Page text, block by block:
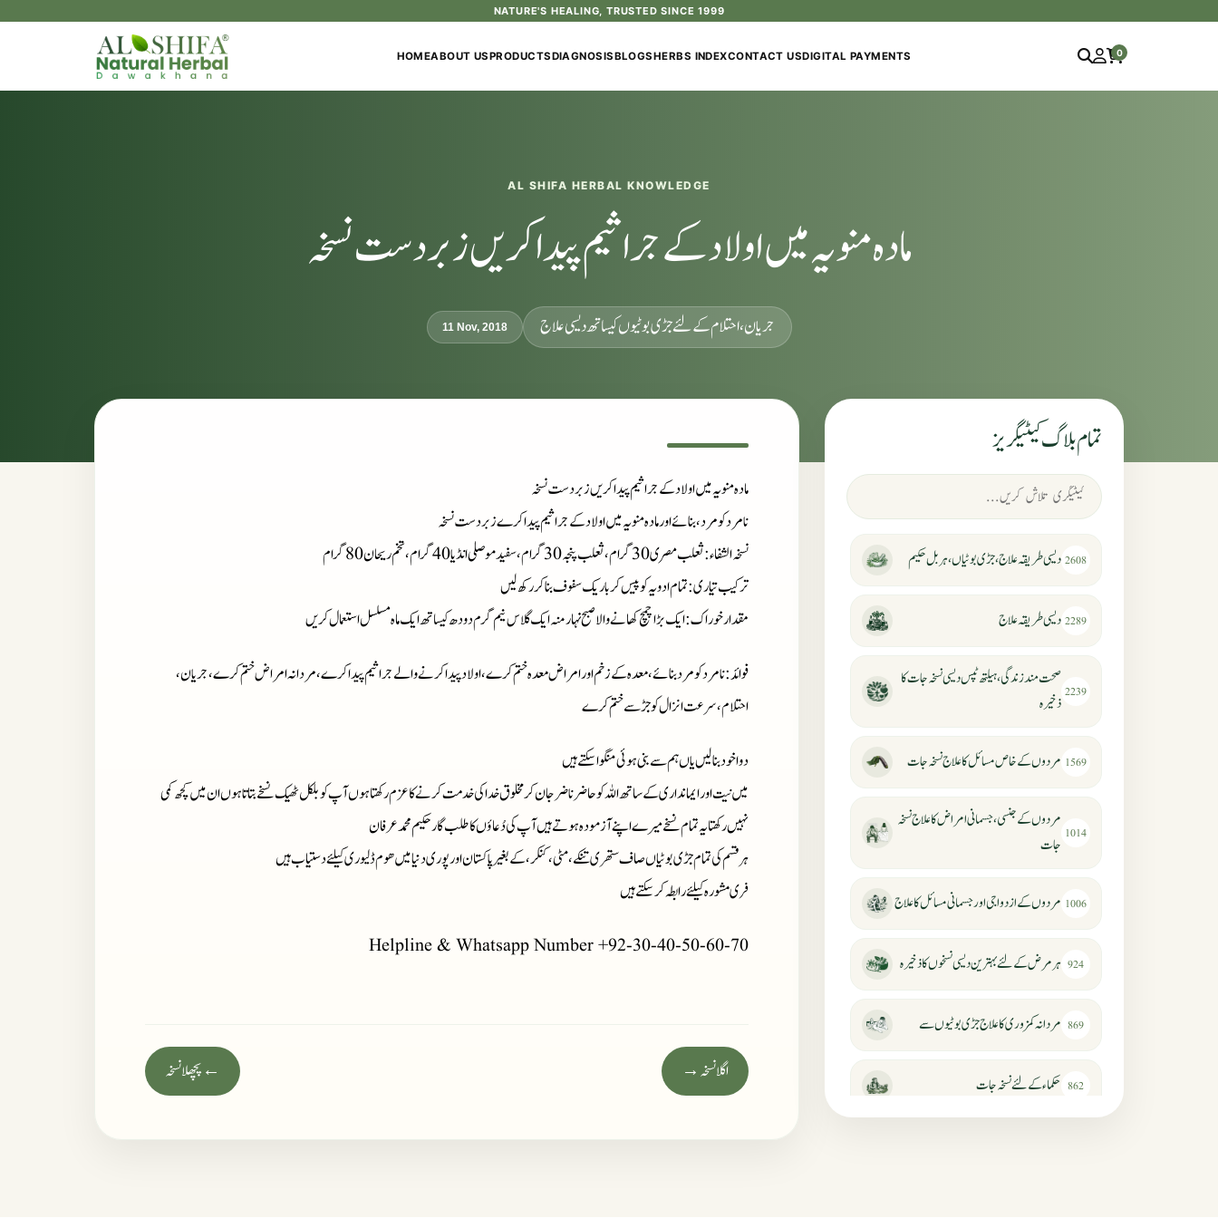
NATURE'S HEALING, TRUSTED SINCE 1999
HOMEABOUT USPRODUCTSDIAGNOSISBLOGSHERBS INDEXCONTACT USDIGITAL PAYMENTS 0
AL SHIFA HERBAL KNOWLEDGE
مادہ منویہ میں اولاد کے جراثیم پیدا کریں زبردست نسخہ
11 Nov, 2018 جریان، احتلام کےلئے جڑی بوٹیوں کیساتھ دیسی علاج
مادہ منویہ میں اولاد کے جراثیم پیدا کریں زبردست نسخہ
نامرد کو مرد، بنائے اور مادہ منویہ میں اولاد کے جراثیم پیدا کرے زبردست نسخہ
نسخہ الشفاء: ثعلب مصری 30 گرام، ثعلب پنجہ 30 گرام، سفید موصلی انڈیا 40 گرام، تخم ریحان 80 گرام
ترکیب تیاری: تمام ادویہ کو پیس کر باریک سفوف بنا کر رکھ لیں
مقدارخوراک: ایک بڑا چمچ کھانے والا صبح نہار منہ ایک گلاس نیم گرم دودھ کیساتھ ایک ماہ مسلسل استعمال کریں
فوائد: نامرد کو مرد بنائے، معدہ کے زخم اور امراض معدہ ختم کرے، اولاد پیدا کرنے والے جراثیم پیدا کرے، مردانہ امراض ختم کرے، جریان،
احتلام، سرعت انزال کو جڑ سے ختم کرے
دوا خود بنا لیں یاں ہم سے بنی ہوئی منگوا سکتے ہیں
میں نیت اور ایمانداری کے ساتھ اللہ کو حاضر ناضر جان کر مخلوق خدا کی خدمت کرنے کا عزم رکھتا ہوں آپ کو بلکل ٹھیک نسخے بتاتا ہوں ان میں کچھ کمی
نہیں رکھتا یہ تمام نسخے میرے اپنے آزمودہ ہوتے ہیں آپ کی دُعاؤں کا طلب گار حکیم محمد عرفان
ہر قسم کی تمام جڑی بوٹیاں صاف ستھری تنکے، مٹی، کنکر، کے بغیر پاکستان اور پوری دنیا میں ھوم ڈلیوری کیلئے دستیاب ہیں
فری مشورہ کیلئے رابطہ کر سکتے ہیں
Helpline & Whatsapp Number +92-30-40-50-60-70
← پچھلا نسخہ اگلا نسخہ →
تمام بلاگ کیٹیگریز
2608 دیسی طریقہ علاج، جڑی بوٹیاں، ہربل حکیم
2289 دیسی طریقہ علاج
2239
صحت مند زندگی، ہیلتھ ٹپس دیسی نسخہ جات کا
ذخیرہ
1569 مردوں کے خاص مسائل کا علاج نسخہ جات
1014
مردوں کے جنسی، جسمانی امراض کا علاج نسخہ
جات
1006 مردوں کے ازدواجی اور جسمانی مسائل کا علاج
924 ہر مرض کے لئے بہترین دیسی نسخوں کا ذخیرہ
869 مردانہ کمزوری کا علاج جڑی بوٹیوں سے
862 حکماء کےلئے نسخہ جات